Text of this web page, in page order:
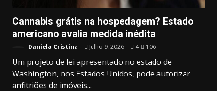
Cannabis grátis na hospedagem? Estado
americano avalia medida inédita
Daniela Cristina Julho 9, 2026 4 106
Um projeto de lei apresentado no estado de
Washington, nos Estados Unidos, pode autorizar
anfitriões de imóveis...